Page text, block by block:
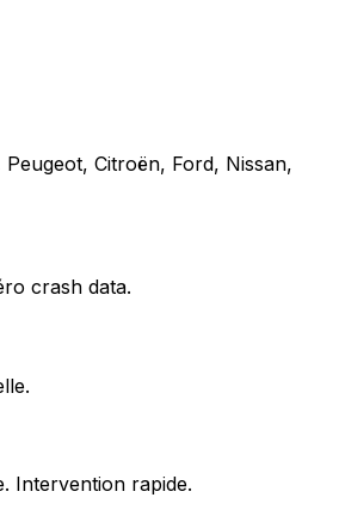
Citroën, Ford, Nissan,
crash data.
Intervention rapide.